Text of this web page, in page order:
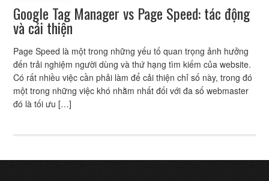
Google Tag Manager vs Page Speed: tác động
và cải thiện
Page Speed là một trong những yếu tố quan trọng ảnh hưởng
đến trải nghiệm người dùng và thứ hạng tìm kiếm của website.
Có rất nhiều việc cần phải làm để cải thiện chỉ số này, trong đó
một trong những việc khó nhằm nhất đối với đa số webmaster
đó là tối ưu […]